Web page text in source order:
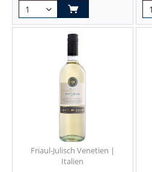
Friaul-Julisch Venetien |
Italien